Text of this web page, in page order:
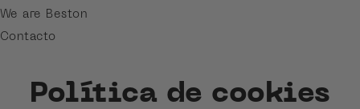
We are Beston
Contacto
Política de cookies